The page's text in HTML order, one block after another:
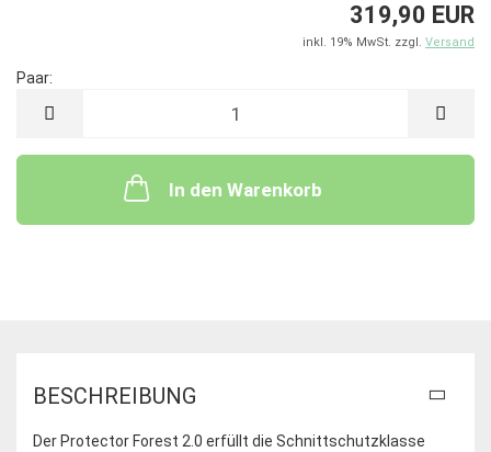
319,90 EUR
inkl. 19% MwSt. zzgl. Versand
Paar:
In den Warenkorb
BESCHREIBUNG
Der Protector Forest 2.0 erfüllt die Schnittschutzklasse